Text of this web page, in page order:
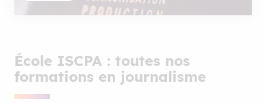
École ISCPA : toutes nos
formations en journalisme